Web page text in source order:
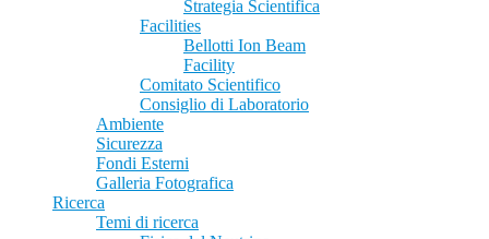
Strategia Scientifica
Facilities
Bellotti Ion Beam
Facility
Comitato Scientifico
Consiglio di Laboratorio
Ambiente
Sicurezza
Fondi Esterni
Galleria Fotografica
Ricerca
Temi di ricerca